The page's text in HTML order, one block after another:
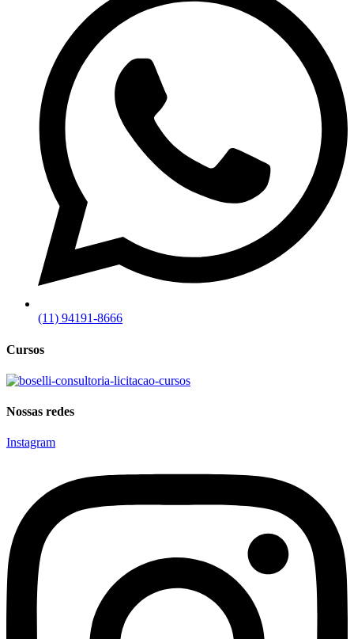
(11) 94191-8666
Cursos
Nossas redes
Instagram